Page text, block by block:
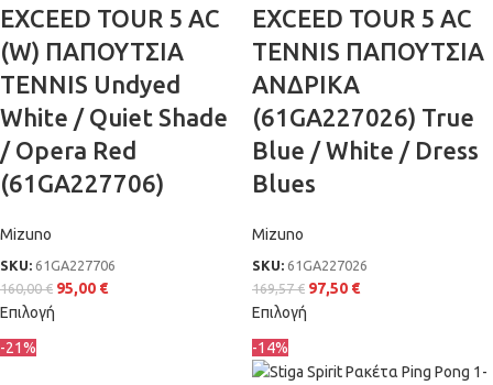
EXCEED TOUR 5 AC
(W) ΠΑΠΟΥΤΣΙΑ
TENNIS Undyed
White / Quiet Shade
/ Opera Red
(61GA227706)
Mizuno
SKU: 61GA227706
160,00€ 95,00 €
Επιλογή
EXCEED TOUR 5 AC
TENNIS ΠΑΠΟΥΤΣΙΑ
ΑΝΔΡΙΚΑ
(61GA227026) True
Blue / White / Dress
Blues
Mizuno
SKU: 61GA227026
169,57€ 97,50 €
Επιλογή
-21%
-14%